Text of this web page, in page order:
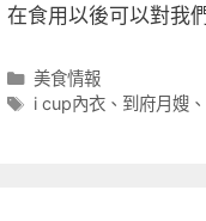
在食用以後可以對我
分
類
美食情報
標
i cup內衣、 到府月嫂、